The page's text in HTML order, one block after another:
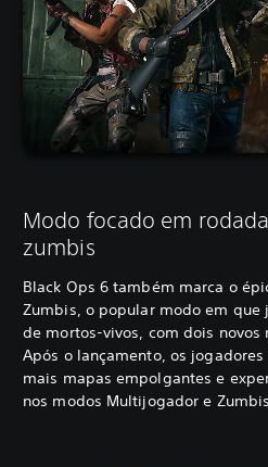
Modo focado em
zumbis
Black Ops 6 também marca o
Zumbis, o popular modo em que
de mortos-vivos, com dois novos
Após o lançamento, os
mais mapas empolgantes e
nos modos Multijogador e